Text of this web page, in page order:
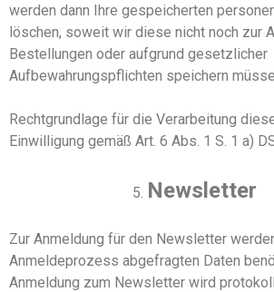
werden dann Ihre gespeicherten
löschen, soweit wir diese nicht noch zur
Bestellungen oder aufgrund gesetzlicher
Aufbewahrungspflichten speichern
Rechtgrundlage für die Verarbeitung
Einwilligung gemäß Art. 6 Abs. 1 S. 1 a)
Newsletter
Zur Anmeldung für den Newsletter
Anmeldeprozess abgefragten Daten
Anmeldung zum Newsletter wird